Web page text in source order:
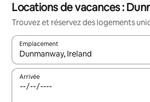
Locations de vacances :
Trouvez et réservez des logements
Emplacement
Quand les résultats sont affichés,
Arrivée